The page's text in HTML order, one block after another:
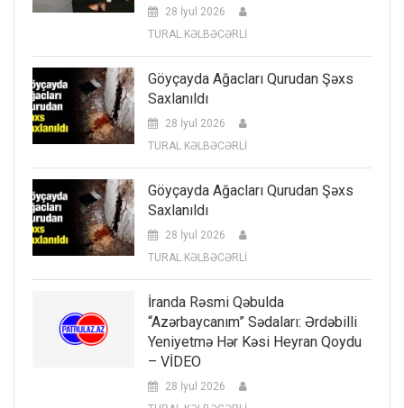
28 İyul 2026
TURAL KƏLBƏCƏRLİ
Göyçayda Ağacları Qurudan Şəxs
Saxlanıldı
28 İyul 2026
TURAL KƏLBƏCƏRLİ
Göyçayda Ağacları Qurudan Şəxs
Saxlanıldı
28 İyul 2026
TURAL KƏLBƏCƏRLİ
İranda Rəsmi Qəbulda
“Azərbaycanım” Sədaları: Ərdəbilli
Yeniyetmə Hər Kəsi Heyran Qoydu
– VİDEO
28 İyul 2026